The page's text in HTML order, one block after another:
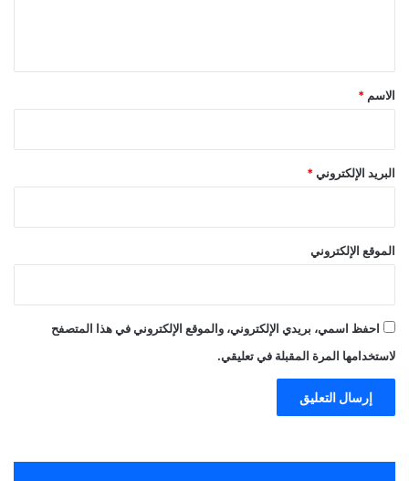
*
الاسم *
البريد الإلكتروني *
الموقع الإلكتروني
احفظ اسمي، بريدي الإلكتروني، والموقع الإلكتروني في هذا المتصفح
لاستخدامها المرة المقبلة في تعليقي.